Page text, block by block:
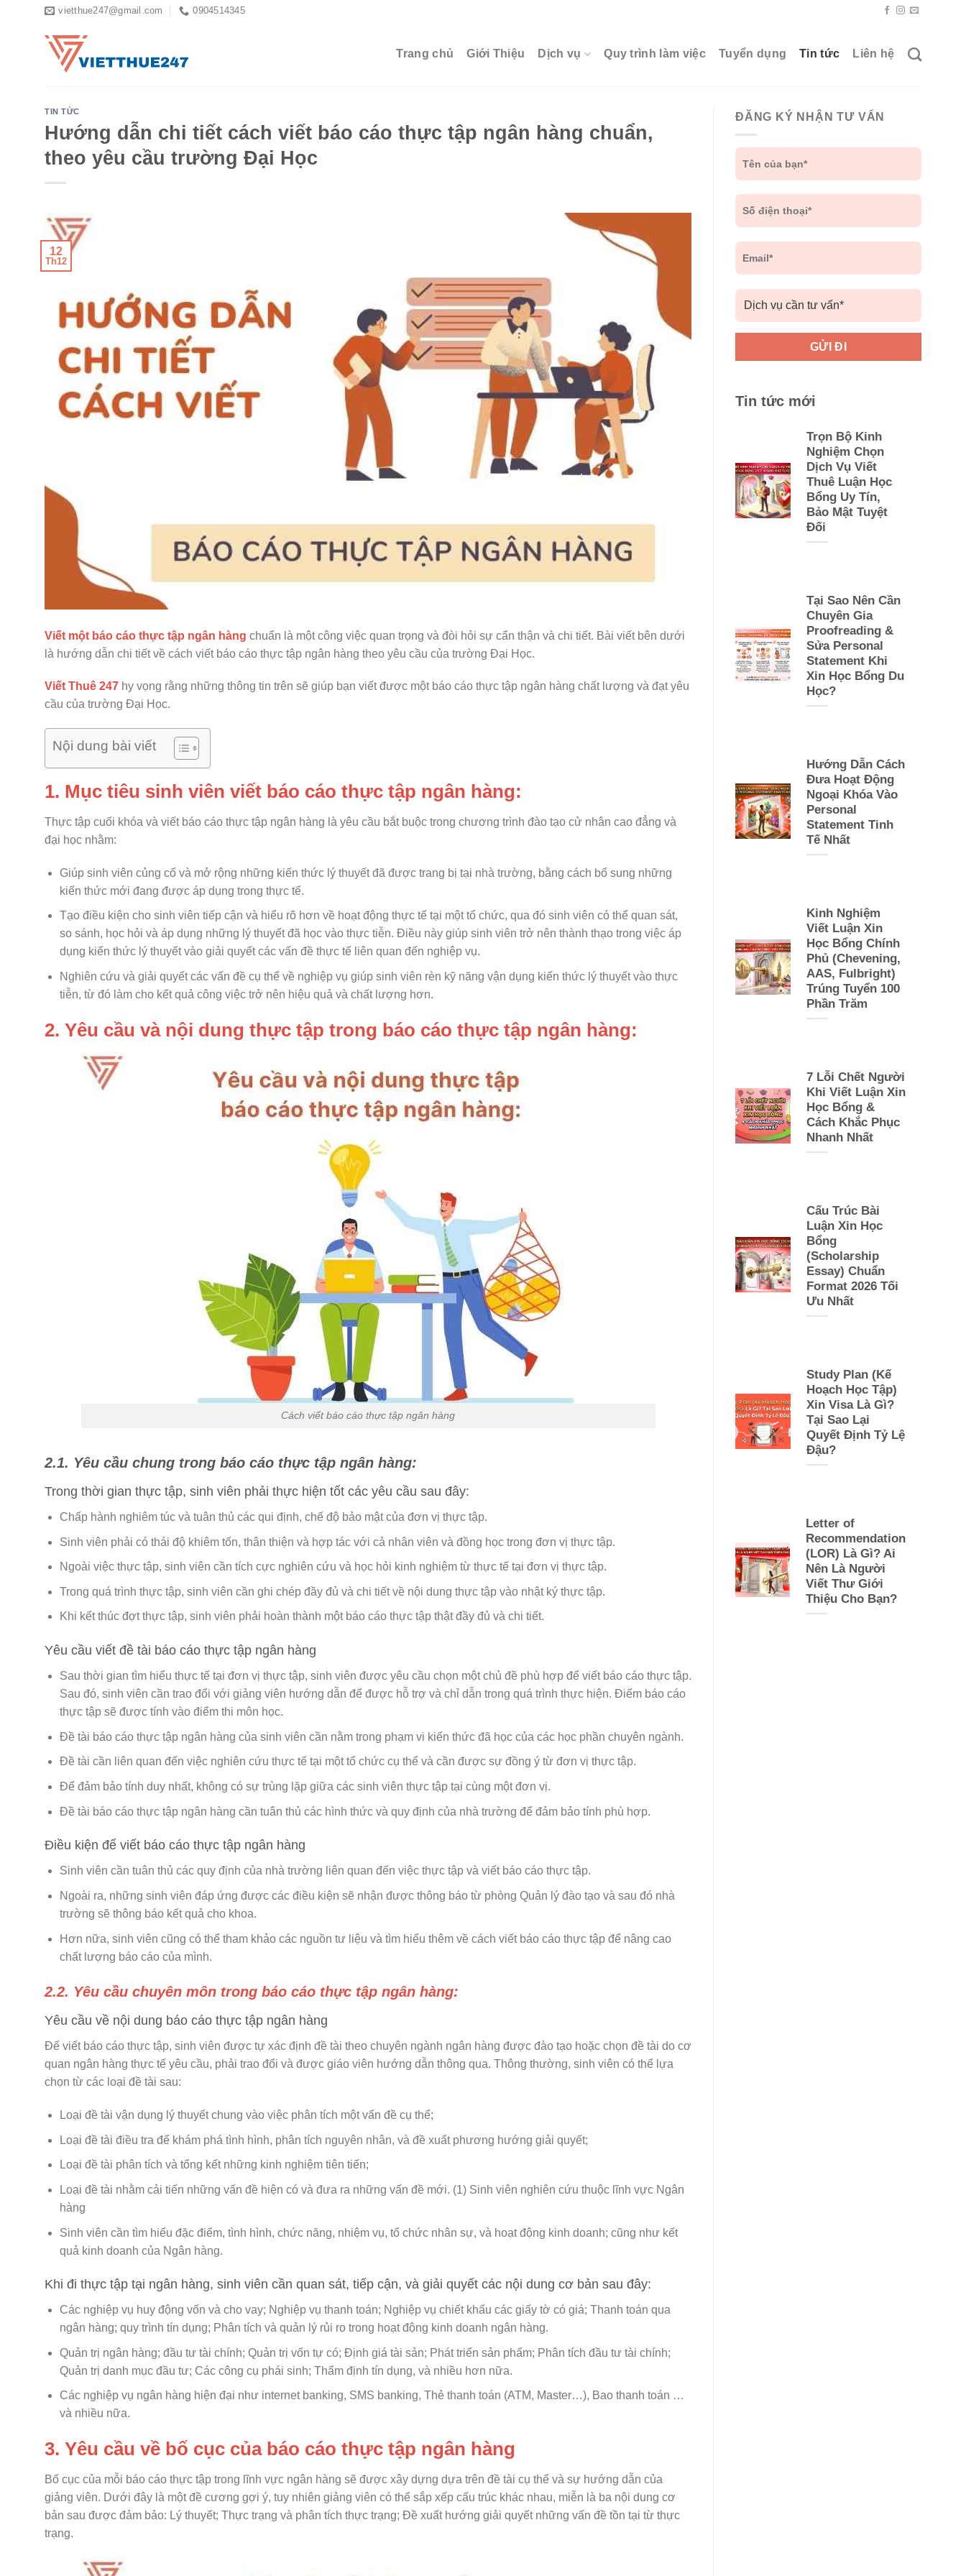
vietthue247@gmail.com 0904514345
Trang chủ Giới Thiệu Dịch vụ Quy trình làm việc Tuyển dụng Tin tức Liên hệ
TIN TỨC
Hướng dẫn chi tiết cách viết báo cáo thực tập ngân hàng chuẩn,
theo yêu cầu trường Đại Học
12
Th12
Viết một báo cáo thực tập ngân hàng chuẩn là một công việc quan trọng và đòi hỏi sự cẩn thận và chi tiết. Bài viết bên dưới
là hướng dẫn chi tiết về cách viết báo cáo thực tập ngân hàng theo yêu cầu của trường Đại Học.
Viết Thuê 247 hy vọng rằng những thông tin trên sẽ giúp bạn viết được một báo cáo thực tập ngân hàng chất lượng và đạt yêu
cầu của trường Đại Học.
Nội dung bài viết
1. Mục tiêu sinh viên viết báo cáo thực tập ngân hàng:
Thực tập cuối khóa và viết báo cáo thực tập ngân hàng là yêu cầu bắt buộc trong chương trình đào tạo cử nhân cao đẳng và
đại học nhằm:
Giúp sinh viên củng cố và mở rộng những kiến thức lý thuyết đã được trang bị tại nhà trường, bằng cách bổ sung những
kiến thức mới đang được áp dụng trong thực tế.
Tạo điều kiện cho sinh viên tiếp cận và hiểu rõ hơn về hoạt động thực tế tại một tổ chức, qua đó sinh viên có thể quan sát,
so sánh, học hỏi và áp dụng những lý thuyết đã học vào thực tiễn. Điều này giúp sinh viên trở nên thành thạo trong việc áp
dụng kiến thức lý thuyết vào giải quyết các vấn đề thực tế liên quan đến nghiệp vụ.
Nghiên cứu và giải quyết các vấn đề cụ thể về nghiệp vụ giúp sinh viên rèn kỹ năng vận dụng kiến thức lý thuyết vào thực
tiễn, từ đó làm cho kết quả công việc trở nên hiệu quả và chất lượng hơn.
2. Yêu cầu và nội dung thực tập trong báo cáo thực tập ngân hàng:
Cách viết báo cáo thực tập ngân hàng
2.1. Yêu cầu chung trong báo cáo thực tập ngân hàng:
Trong thời gian thực tập, sinh viên phải thực hiện tốt các yêu cầu sau đây:
Chấp hành nghiêm túc và tuân thủ các qui định, chế độ bảo mật của đơn vị thực tập.
Sinh viên phải có thái độ khiêm tốn, thân thiện và hợp tác với cả nhân viên và đồng học trong đơn vị thực tập.
Ngoài việc thực tập, sinh viên cần tích cực nghiên cứu và học hỏi kinh nghiệm từ thực tế tại đơn vị thực tập.
Trong quá trình thực tập, sinh viên cần ghi chép đầy đủ và chi tiết về nội dung thực tập vào nhật ký thực tập.
Khi kết thúc đợt thực tập, sinh viên phải hoàn thành một báo cáo thực tập thật đầy đủ và chi tiết.
Yêu cầu viết đề tài báo cáo thực tập ngân hàng
Sau thời gian tìm hiểu thực tế tại đơn vị thực tập, sinh viên được yêu cầu chọn một chủ đề phù hợp để viết báo cáo thực tập.
Sau đó, sinh viên cần trao đổi với giảng viên hướng dẫn để được hỗ trợ và chỉ dẫn trong quá trình thực hiện. Điểm báo cáo
thực tập sẽ được tính vào điểm thi môn học.
Đề tài báo cáo thực tập ngân hàng của sinh viên cần nằm trong phạm vi kiến thức đã học của các học phần chuyên ngành.
Đề tài cần liên quan đến việc nghiên cứu thực tế tại một tổ chức cụ thể và cần được sự đồng ý từ đơn vị thực tập.
Để đảm bảo tính duy nhất, không có sự trùng lặp giữa các sinh viên thực tập tại cùng một đơn vị.
Đề tài báo cáo thực tập ngân hàng cần tuân thủ các hình thức và quy định của nhà trường để đảm bảo tính phù hợp.
Điều kiện để viết báo cáo thực tập ngân hàng
Sinh viên cần tuân thủ các quy định của nhà trường liên quan đến việc thực tập và viết báo cáo thực tập.
Ngoài ra, những sinh viên đáp ứng được các điều kiện sẽ nhận được thông báo từ phòng Quản lý đào tạo và sau đó nhà
trường sẽ thông báo kết quả cho khoa.
Hơn nữa, sinh viên cũng có thể tham khảo các nguồn tư liệu và tìm hiểu thêm về cách viết báo cáo thực tập để nâng cao
chất lượng báo cáo của mình.
2.2. Yêu cầu chuyên môn trong báo cáo thực tập ngân hàng:
Yêu cầu về nội dung báo cáo thực tập ngân hàng
Để viết báo cáo thực tập, sinh viên được tự xác định đề tài theo chuyên ngành ngân hàng được đào tạo hoặc chọn đề tài do cơ
quan ngân hàng thực tế yêu cầu, phải trao đổi và được giáo viên hướng dẫn thông qua. Thông thường, sinh viên có thể lựa
chọn từ các loại đề tài sau:
Loại đề tài vận dụng lý thuyết chung vào việc phân tích một vấn đề cụ thể;
Loại đề tài điều tra để khám phá tình hình, phân tích nguyên nhân, và đề xuất phương hướng giải quyết;
Loại đề tài phân tích và tổng kết những kinh nghiệm tiên tiến;
Loại đề tài nhằm cải tiến những vấn đề hiện có và đưa ra những vấn đề mới. (1) Sinh viên nghiên cứu thuộc lĩnh vực Ngân
hàng
Sinh viên cần tìm hiểu đặc điểm, tình hình, chức năng, nhiệm vụ, tổ chức nhân sự, và hoạt động kinh doanh; cũng như kết
quả kinh doanh của Ngân hàng.
Khi đi thực tập tại ngân hàng, sinh viên cần quan sát, tiếp cận, và giải quyết các nội dung cơ bản sau đây:
Các nghiệp vụ huy động vốn và cho vay; Nghiệp vụ thanh toán; Nghiệp vụ chiết khấu các giấy tờ có giá; Thanh toán qua
ngân hàng; quy trình tín dụng; Phân tích và quản lý rủi ro trong hoạt động kinh doanh ngân hàng.
Quản trị ngân hàng; đầu tư tài chính; Quản trị vốn tự có; Định giá tài sản; Phát triển sản phẩm; Phân tích đầu tư tài chính;
Quản trị danh mục đầu tư; Các công cụ phái sinh; Thẩm định tín dụng, và nhiều hơn nữa.
Các nghiệp vụ ngân hàng hiện đại như internet banking, SMS banking, Thẻ thanh toán (ATM, Master…), Bao thanh toán …
và nhiều nữa.
3. Yêu cầu về bố cục của báo cáo thực tập ngân hàng
Bố cục của mỗi báo cáo thực tập trong lĩnh vực ngân hàng sẽ được xây dựng dựa trên đề tài cụ thể và sự hướng dẫn của
giảng viên. Dưới đây là một đề cương gợi ý, tuy nhiên giảng viên có thể sắp xếp cấu trúc khác nhau, miễn là ba nội dung cơ
bản sau được đảm bảo: Lý thuyết; Thực trạng và phân tích thực trạng; Đề xuất hướng giải quyết những vấn đề tồn tại từ thực
trạng.
ĐĂNG KÝ NHẬN TƯ VẤN
Tin tức mới
Trọn Bộ Kinh
Nghiệm Chọn
Dịch Vụ Viết
Thuê Luận Học
Bổng Uy Tín,
Bảo Mật Tuyệt
Đối
Tại Sao Nên Cần
Chuyên Gia
Proofreading &
Sửa Personal
Statement Khi
Xin Học Bổng Du
Học?
Hướng Dẫn Cách
Đưa Hoạt Động
Ngoại Khóa Vào
Personal
Statement Tinh
Tế Nhất
Kinh Nghiệm
Viết Luận Xin
Học Bổng Chính
Phủ (Chevening,
AAS, Fulbright)
Trúng Tuyển 100
Phần Trăm
7 Lỗi Chết Người
Khi Viết Luận Xin
Học Bổng &
Cách Khắc Phục
Nhanh Nhất
Cấu Trúc Bài
Luận Xin Học
Bổng
(Scholarship
Essay) Chuẩn
Format 2026 Tối
Ưu Nhất
Study Plan (Kế
Hoạch Học Tập)
Xin Visa Là Gì?
Tại Sao Lại
Quyết Định Tỷ Lệ
Đậu?
Letter of
Recommendation
(LOR) Là Gì? Ai
Nên Là Người
Viết Thư Giới
Thiệu Cho Bạn?